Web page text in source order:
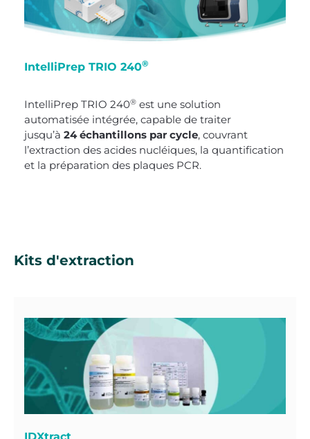
IntelliPrep TRIO 240®
IntelliPrep TRIO 240® est une solution
automatisée intégrée, capable de traiter
jusqu’à 24 échantillons par cycle, couvrant
l’extraction des acides nucléiques, la quantification
et la préparation des plaques PCR.
Kits d'extraction